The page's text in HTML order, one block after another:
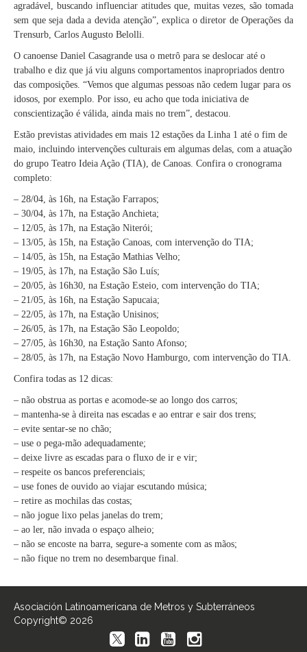
agradável, buscando influenciar atitudes que, muitas vezes, são tomada
sem que seja dada a devida atenção”, explica o diretor de Operações da
Trensurb, Carlos Augusto Belolli.
O canoense Daniel Casagrande usa o metrô para se deslocar até o
trabalho e diz que já viu alguns comportamentos inapropriados dentro
das composições. “Vemos que algumas pessoas não cedem lugar para os
idosos, por exemplo. Por isso, eu acho que toda iniciativa de
conscientização é válida, ainda mais no trem”, destacou.
Estão previstas atividades em mais 12 estações da Linha 1 até o fim de
maio, incluindo intervenções culturais em algumas delas, com a atuação
do grupo Teatro Ideia Ação (TIA), de Canoas. Confira o cronograma
completo:
– 28/04, às 16h, na Estação Farrapos;
– 30/04, às 17h, na Estação Anchieta;
– 12/05, às 17h, na Estação Niterói;
– 13/05, às 15h, na Estação Canoas, com intervenção do TIA;
– 14/05, às 15h, na Estação Mathias Velho;
– 19/05, às 17h, na Estação São Luís;
– 20/05, às 16h30, na Estação Esteio, com intervenção do TIA;
– 21/05, às 16h, na Estação Sapucaia;
– 22/05, às 17h, na Estação Unisinos;
– 26/05, às 17h, na Estação São Leopoldo;
– 27/05, às 16h30, na Estação Santo Afonso;
– 28/05, às 17h, na Estação Novo Hamburgo, com intervenção do TIA.
Confira todas as 12 dicas:
– não obstrua as portas e acomode-se ao longo dos carros;
– mantenha-se à direita nas escadas e ao entrar e sair dos trens;
– evite sentar-se no chão;
– use o pega-mão adequadamente;
– deixe livre as escadas para o fluxo de ir e vir;
– respeite os bancos preferenciais;
– use fones de ouvido ao viajar escutando música;
– retire as mochilas das costas;
– não jogue lixo pelas janelas do trem;
– ao ler, não invada o espaço alheio;
– não se encoste na barra, segure-a somente com as mãos;
– não fique no trem no desembarque final.
Asociación Latinoamericana de Metros y Subterráneos
Copyright© 2026